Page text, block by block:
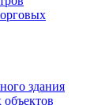
здания